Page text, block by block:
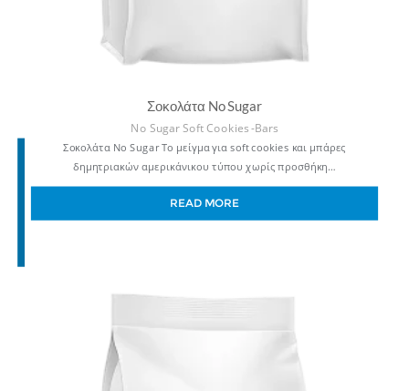
Σοκολάτα No Sugar
No Sugar Soft Cookies -Bars
Σοκολάτα No Sugar Το μείγμα για soft cookies και μπάρες
δημητριακών αμερικάνικου τύπου χωρίς προσθήκη…
READ MORE